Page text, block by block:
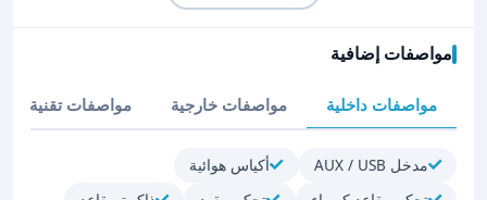
مواصفات إضافية
مواصفات داخلية مواصفات خارجية مواصفات تقنية
مدخل AUX / USB
أكياس هوائية